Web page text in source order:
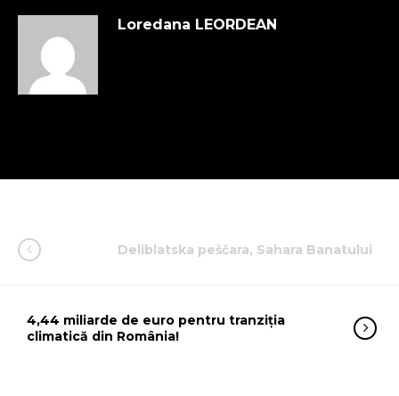
Loredana LEORDEAN
Deliblatska peščara, Sahara Banatului
4,44 miliarde de euro pentru tranziția
climatică din România!